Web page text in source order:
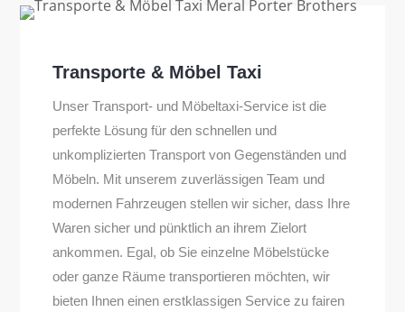
Transporte & Möbel Taxi
Unser Transport- und Möbeltaxi-Service ist die
perfekte Lösung für den schnellen und
unkomplizierten Transport von Gegenständen und
Möbeln. Mit unserem zuverlässigen Team und
modernen Fahrzeugen stellen wir sicher, dass Ihre
Waren sicher und pünktlich an ihrem Zielort
ankommen. Egal, ob Sie einzelne Möbelstücke
oder ganze Räume transportieren möchten, wir
bieten Ihnen einen erstklassigen Service zu fairen